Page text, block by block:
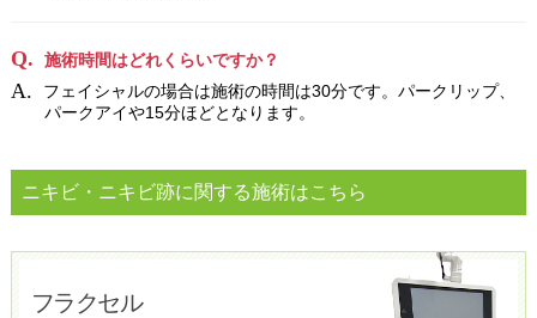
施術時間はどれくらいですか？
フェイシャルの場合は施術の時間は30分です。パークリップ、
パークアイや15分ほどとなります。
ニキビ・ニキビ跡に関する施術はこちら
フラクセル